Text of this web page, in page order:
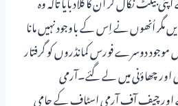
مگر اُنھوں نے اِس کے باوجود نہیں مانا
موجود دوسرے فورس کمانڈروں کو گرفتار
اور چھاؤنی میں لے گئے۔آرمی
اور چیف آف آرمی اسٹاف کے حامی